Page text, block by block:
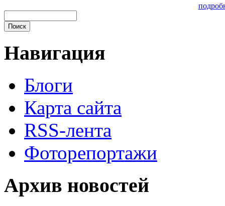
Навигация
Блоги
Карта сайта
RSS-лента
Фоторепортажи
Архив новостей